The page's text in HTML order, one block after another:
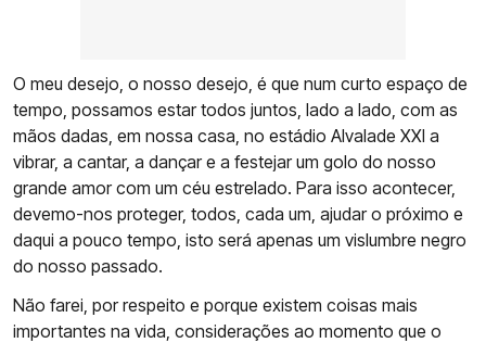
O meu desejo, o nosso desejo, é que num curto espaço de
tempo, possamos estar todos juntos, lado a lado, com as
mãos dadas, em nossa casa, no estádio Alvalade XXI a
vibrar, a cantar, a dançar e a festejar um golo do nosso
grande amor com um céu estrelado. Para isso acontecer,
devemo-nos proteger, todos, cada um, ajudar o próximo e
daqui a pouco tempo, isto será apenas um vislumbre negro
do nosso passado.
Não farei, por respeito e porque existem coisas mais
importantes na vida, considerações ao momento que o